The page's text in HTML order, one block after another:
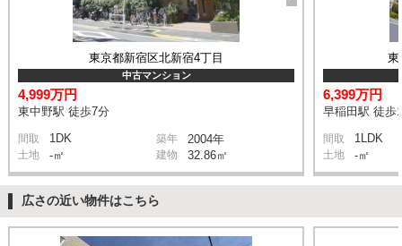
東京都新宿区北新宿4丁目
中古マンション
4,999万円
東中野駅 徒歩7分
間取 1DK 築年 2004年
土地 -㎡ 建物 32.86㎡
東
6,399万円
早稲田駅 徒歩
間取 1LDK
土地 -㎡
広さの近い物件はこちら